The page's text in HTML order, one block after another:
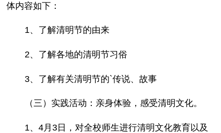
体内容如下：
1、了解清明节的由来
2、了解各地的清明节习俗
3、了解有关清明节的`传说、故事
（三）实践活动：亲身体验，感受清明文化。
1、4月3日，对全校师生进行清明文化教育以及